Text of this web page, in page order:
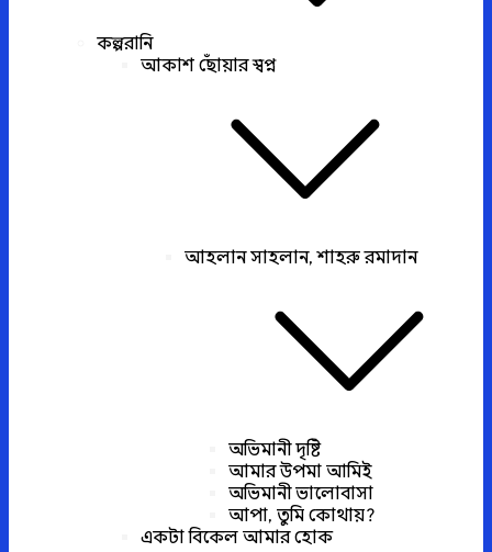
কল্পরানি
আকাশ ছোঁয়ার স্বপ্ন
আহলান সাহলান, শাহরু রমাদান
অভিমানী দৃষ্টি
আমার উপমা আমিই
অভিমানী ভালোবাসা
আপা, তুমি কোথায়?
একটা বিকেল আমার হোক